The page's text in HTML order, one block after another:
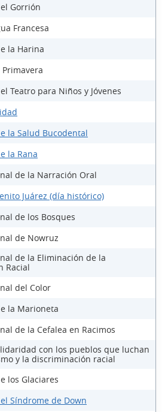
Gorrión
Francesa
la Harina
Teatro para Niños y Jóvenes
la Salud Bucodental
la Rana
de la Narración Oral
Juárez (día histórico)
de los Bosques
de Nowruz
de la Eliminación de la
Racial
del Color
la Marioneta
de la Cefalea en Racimos
con los pueblos que luchan
y la discriminación racial
los Glaciares
Síndrome de Down